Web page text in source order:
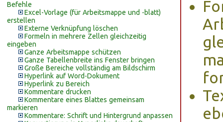
Befehle
Excel-Vorlage (für Arbeitsmappe und -blatt)
erstellen
Externe Verknüpfung löschen
Formeln in mehrere Zellen gleichzeitig
eingeben
Ganze Arbeitsmappe schützen
Ganze Tabellenbreite ins Fenster bringen
Große Bereiche vollständig am Bildschirm
Hyperlink auf Word-Dokument
Hyperlink zu Bereich
Kommentare drucken
Kommentare eines Blattes gemeinsam
markieren
Kommentare: Schrift und Hintergrund anpassen